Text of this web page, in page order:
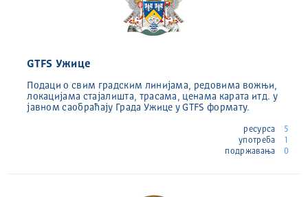
GTFS Ужице
Подаци о свим градским линијама, редовима вожњи,
локацијама стајалишта, трасама, ценама карата итд. у
јавном саобраћају Града Ужице у GTFS формату.
ресурса
5
употреба
1
подржавања
0